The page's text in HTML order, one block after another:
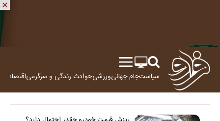
سیاستجام جهانیورزشیحوادث زندگی و سرگرمیاقتصاد